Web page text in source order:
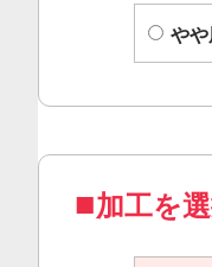
やや
加工を